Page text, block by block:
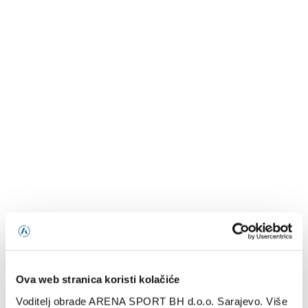
Ova web stranica koristi kolačiće
Voditelj obrade ARENA SPORT BH d.o.o. Sarajevo. Više